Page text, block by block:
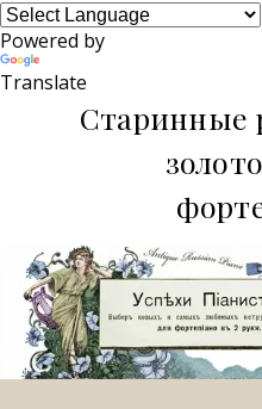
Powered by
Translate
Старинные